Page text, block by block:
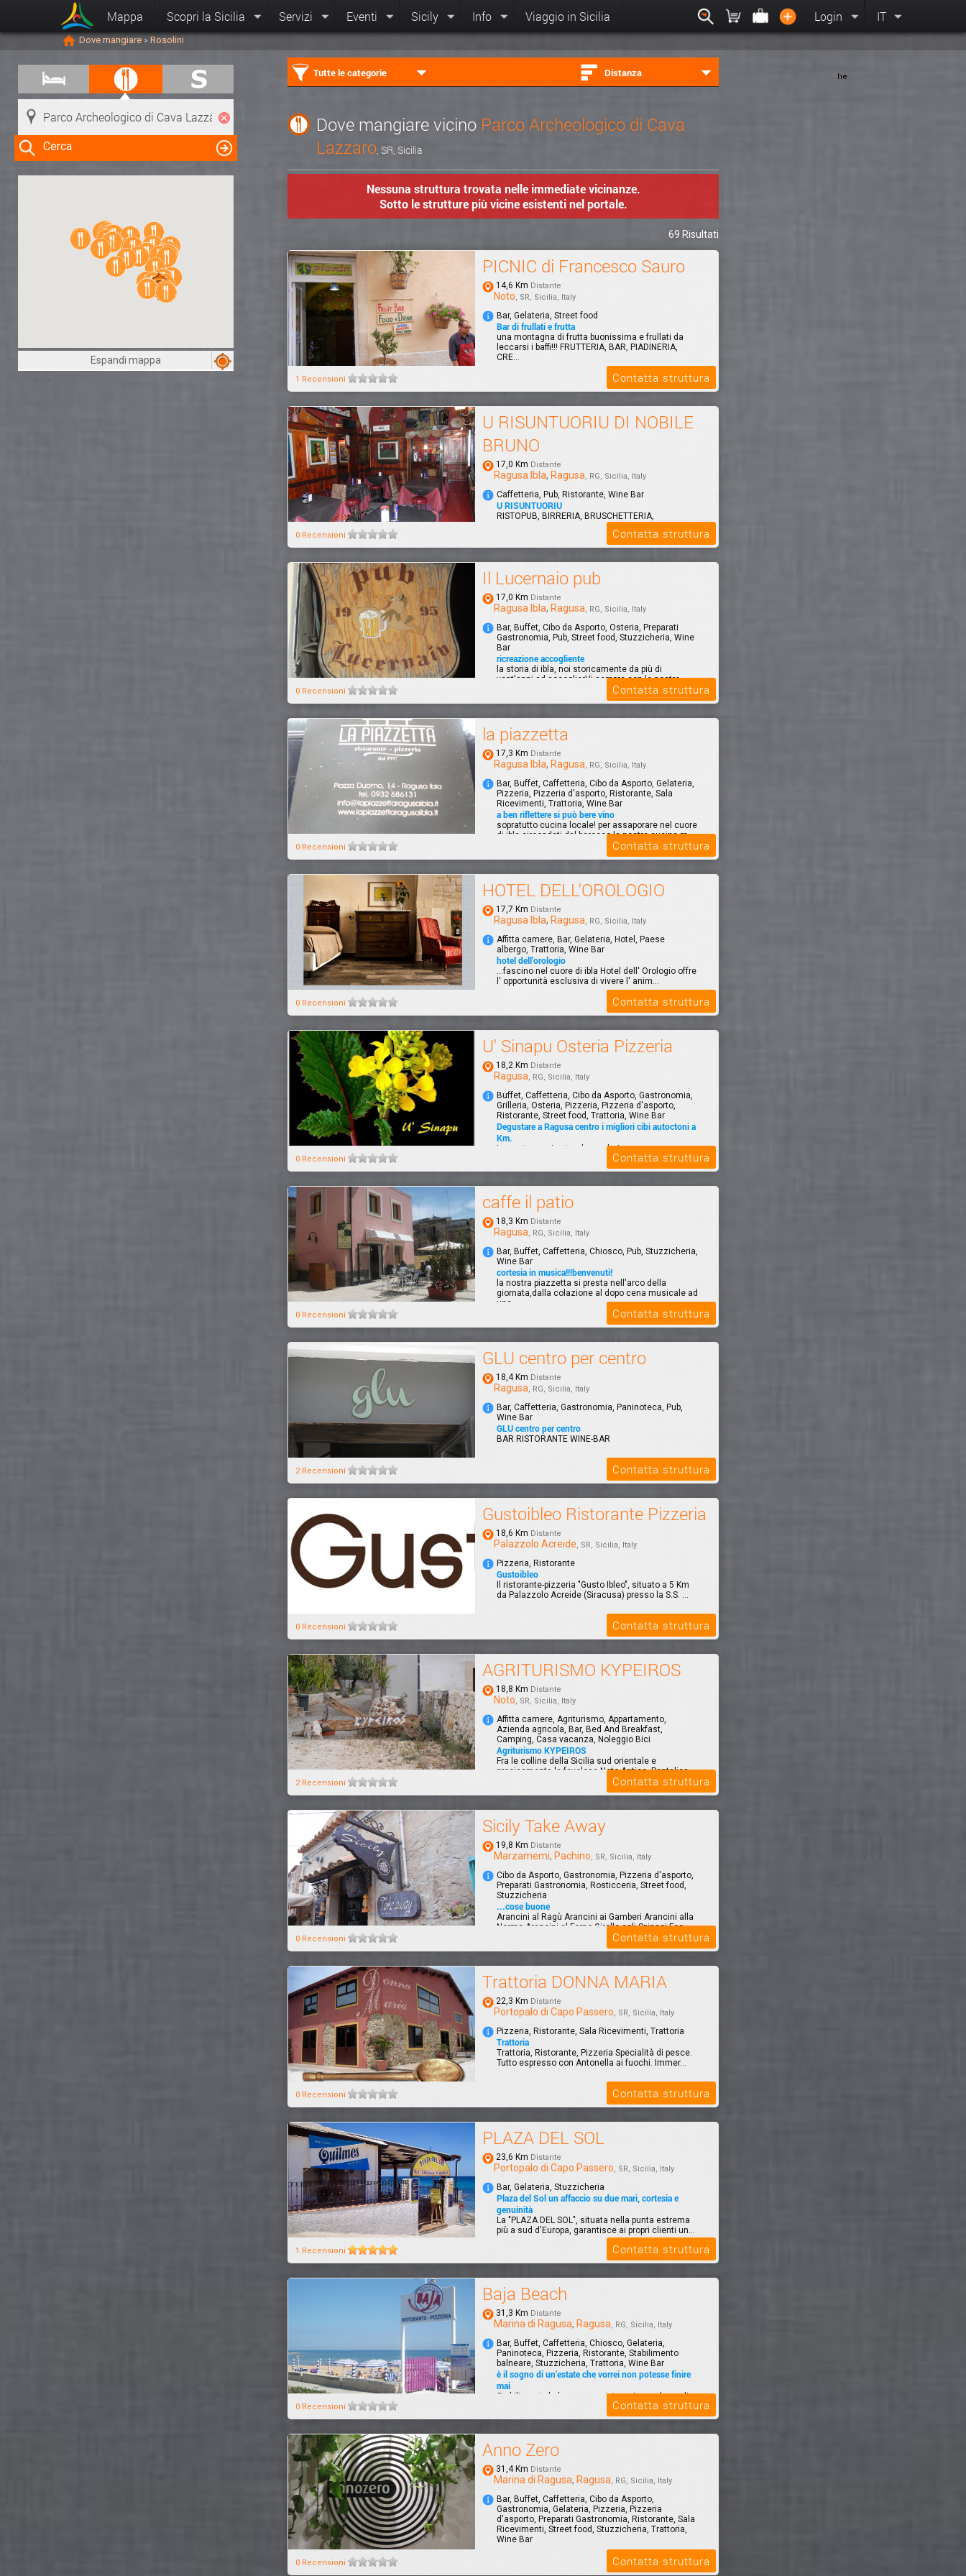
Mappa Scopri la Sicilia Servizi Eventi Sicily Info Viaggio in Sicilia Login IT
Dove mangiare > Rosolini
Cerca
Clicca su una risorsa nella mappa
per visualizzare le informazioni
Espandi mappa
Tutte le categorie Distanza
Dove mangiare vicino Parco Archeologico di Cava
Lazzaro , SR, Sicilia
Nessuna struttura trovata nelle immediate vicinanze.
Sotto le strutture più vicine esistenti nel portale.
69 Risultati
PICNIC di Francesco Sauro
14,6 Km Distante
Noto, SR, Sicilia, Italy
Bar, Gelateria, Street food
Bar di frullati e frutta
una montagna di frutta buonissima e frullati da
leccarsi i baffi!!! FRUTTERIA, BAR, PIADINERIA,
CRE...
1 Recensioni Contatta struttura
U RISUNTUORIU DI NOBILE
BRUNO
17,0 Km Distante
Ragusa Ibla, Ragusa, RG, Sicilia, Italy
Caffetteria, Pub, Ristorante, Wine Bar
U RISUNTUORIU
RISTOPUB, BIRRERIA, BRUSCHETTERIA,
SPAGHETTERIA, CAFFETTERIA.
0 Recensioni Contatta struttura
Il Lucernaio pub
17,0 Km Distante
Ragusa Ibla, Ragusa, RG, Sicilia, Italy
Bar, Buffet, Cibo da Asporto, Osteria, Preparati
Gastronomia, Pub, Street food, Stuzzicheria, Wine
Bar
ricreazione accogliente
la storia di ibla, noi storicamente da più di
vent'anni ad accoglierVi sempre con le nostre
0 Recensioni Contatta struttura
la piazzetta
17,3 Km Distante
Ragusa Ibla, Ragusa, RG, Sicilia, Italy
Bar, Buffet, Caffetteria, Cibo da Asporto, Gelateria,
Pizzeria, Pizzeria d'asporto, Ristorante, Sala
Ricevimenti, Trattoria, Wine Bar
a ben riflettere si può bere vino
sopratutto cucina locale! per assaporare nel cuore
di ibla circondati dal barocco la nostra cucina m...
0 Recensioni Contatta struttura
HOTEL DELL'OROLOGIO
17,7 Km Distante
Ragusa Ibla, Ragusa, RG, Sicilia, Italy
Affitta camere, Bar, Gelateria, Hotel, Paese
albergo, Trattoria, Wine Bar
hotel dell'orologio
...fascino nel cuore di ibla Hotel dell' Orologio offre
l' opportunità esclusiva di vivere l' anim...
0 Recensioni Contatta struttura
U' Sinapu Osteria Pizzeria
18,2 Km Distante
Ragusa, RG, Sicilia, Italy
Buffet, Caffetteria, Cibo da Asporto, Gastronomia,
Grilleria, Osteria, Pizzeria, Pizzeria d'asporto,
Ristorante, Street food, Trattoria, Wine Bar
Degustare a Ragusa centro i migliori cibi autoctoni a
Km.
La nostra cucina tende a valorizzare senza
offendere il cibo.La semplicità e tanto Amore
0 Recensioni Contatta struttura
caffe il patio
18,3 Km Distante
Ragusa, RG, Sicilia, Italy
Bar, Buffet, Caffetteria, Chiosco, Pub, Stuzzicheria,
Wine Bar
cortesia in musica!!!benvenuti!
la nostra piazzetta si presta nell'arco della
giornata,dalla colazione al dopo cena musicale ad
una ...
0 Recensioni Contatta struttura
GLU centro per centro
18,4 Km Distante
Ragusa, RG, Sicilia, Italy
Bar, Caffetteria, Gastronomia, Paninoteca, Pub,
Wine Bar
GLU centro per centro
BAR RISTORANTE WINE-BAR
2 Recensioni Contatta struttura
Gustoibleo Ristorante Pizzeria
18,6 Km Distante
Palazzolo Acreide, SR, Sicilia, Italy
Pizzeria, Ristorante
Gustoibleo
Il ristorante-pizzeria "Gusto Ibleo", situato a 5 Km
da Palazzolo Acreide (Siracusa) presso la S.S. ...
0 Recensioni Contatta struttura
AGRITURISMO KYPEIROS
18,8 Km Distante
Noto, SR, Sicilia, Italy
Affitta camere, Agriturismo, Appartamento,
Azienda agricola, Bar, Bed And Breakfast,
Camping, Casa vacanza, Noleggio Bici
Agriturismo KYPEIROS
Fra le colline della Sicilia sud orientale e
precisamente la favolosa Noto Antica, Pantalica,
2 Recensioni Contatta struttura
Sicily Take Away
19,8 Km Distante
Marzamemi, Pachino, SR, Sicilia, Italy
Cibo da Asporto, Gastronomia, Pizzeria d'asporto,
Preparati Gastronomia, Rosticceria, Street food,
Stuzzicheria
...cose buone
Arancini al Ragù Arancini ai Gamberi Arancini alla
Norma Arancini al Forno Girelle agli Spinaci Foc...
0 Recensioni Contatta struttura
Trattoria DONNA MARIA
22,3 Km Distante
Portopalo di Capo Passero, SR, Sicilia, Italy
Pizzeria, Ristorante, Sala Ricevimenti, Trattoria
Trattoria
Trattoria, Ristorante, Pizzeria Specialità di pesce.
Tutto espresso con Antonella ai fuochi. Immer...
0 Recensioni Contatta struttura
PLAZA DEL SOL
23,6 Km Distante
Portopalo di Capo Passero, SR, Sicilia, Italy
Bar, Gelateria, Stuzzicheria
Plaza del Sol un affaccio su due mari, cortesia e
genuinità
La "PLAZA DEL SOL", situata nella punta estrema
più a sud d'Europa, garantisce ai propri clienti un...
1 Recensioni Contatta struttura
Baja Beach
31,3 Km Distante
Marina di Ragusa, Ragusa, RG, Sicilia, Italy
Bar, Buffet, Caffetteria, Chiosco, Gelateria,
Paninoteca, Pizzeria, Ristorante, Stabilimento
balneare, Stuzzicheria, Trattoria, Wine Bar
è il sogno di un'estate che vorrei non potesse finire
mai
Stabilimento balneare con ristorazione a base di
pesce, apericena sulla spiaggia,eventi a tema
0 Recensioni Contatta struttura
Anno Zero
31,4 Km Distante
Marina di Ragusa, Ragusa, RG, Sicilia, Italy
Bar, Buffet, Caffetteria, Cibo da Asporto,
Gastronomia, Gelateria, Pizzeria, Pizzeria
d'asporto, Preparati Gastronomia, Ristorante, Sala
Ricevimenti, Street food, Stuzzicheria, Trattoria,
Wine Bar
Riastorante con ampio dehors vista mare
0 Recensioni Contatta struttura
he